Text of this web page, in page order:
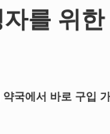
를 위
국에서 바로 구입